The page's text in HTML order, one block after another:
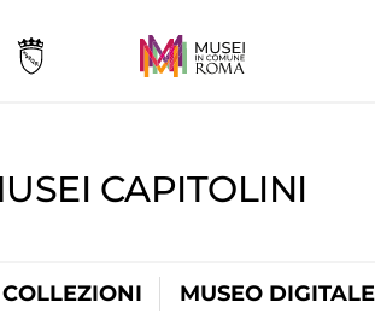
CAPITOLINI
COLLEZIONI MUSEO DIGITALE